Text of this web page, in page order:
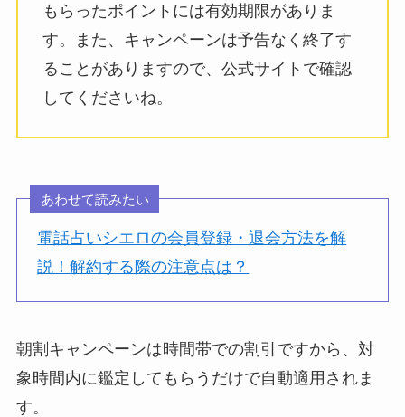
もらったポイントには有効期限がありま
す。また、キャンペーンは予告なく終了す
ることがありますので、公式サイトで確認
してくださいね。
あわせて読みたい
電話占いシエロの会員登録・退会方法を解
説！解約する際の注意点は？
朝割キャンペーンは時間帯での割引ですから、対
象時間内に鑑定してもらうだけで自動適用されま
す。